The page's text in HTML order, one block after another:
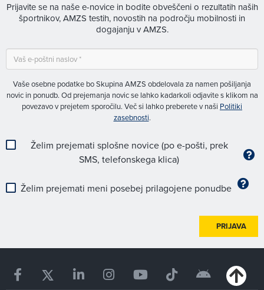
Prijavite se na naše e-novice in bodite obveščeni o rezultatih naših
športnikov, AMZS testih, novostih na področju mobilnosti in
dogajanju v AMZS.
Vaše osebne podatke bo Skupina AMZS obdelovala za namen pošiljanja
novic in ponudb. Od prejemanja novic se lahko kadarkoli odjavite s klikom na
povezavo v prejetem sporočilu. Več si lahko preberete v naši Politiki
zasebnosti.
Želim prejemati splošne novice (po e-pošti, prek
SMS, telefonskega klica)
Želim prejemati meni posebej prilagojene ponudbe
PRIJAVA